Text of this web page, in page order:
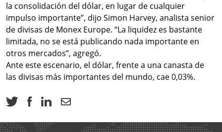
la consolidación del dólar, en lugar de cualquier
impulso importante”, dijo Simon Harvey, analista senior
de divisas de Monex Europe. “La liquidez es bastante
limitada, no se está publicando nada importante en
otros mercados”, agregó.
Ante este escenario, el dólar, frente a una canasta de
las divisas más importantes del mundo, cae 0,03%.